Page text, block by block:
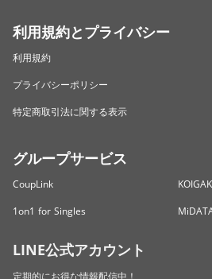
利用規約とプライバシー
利用規約
プライバシーポリシー
特定商取引法に関する表示
グループサービス
CoupLink
1on1 for Singles
LINE公式アカウント
定期的にお得な情報配信中！